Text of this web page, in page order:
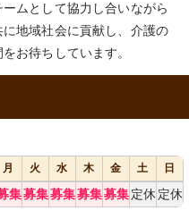
ムとして協力し合いながら
地域社会に貢献し、介護の
お待ちしています。
月 火 水 木 金 土
日
集募集募集募集募集 定休 定休